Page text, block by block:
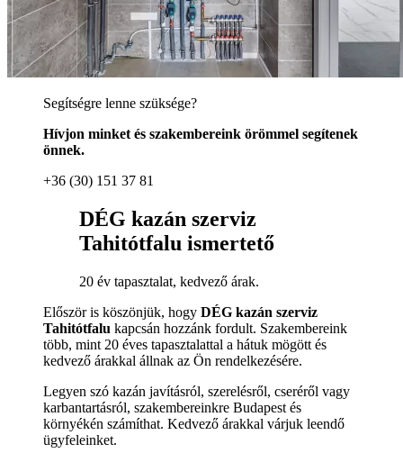
Segítségre lenne szüksége?
Hívjon minket és szakembereink örömmel segítenek
önnek.
+36 (30) 151 37 81
DÉG kazán szerviz
Tahitótfalu ismertető
20 év tapasztalat, kedvező árak.
Először is köszönjük, hogy DÉG kazán szerviz
Tahitótfalu kapcsán hozzánk fordult. Szakembereink
több, mint 20 éves tapasztalattal a hátuk mögött és
kedvező árakkal állnak az Ön rendelkezésére.
Legyen szó kazán javításról, szerelésről, cseréről vagy
karbantartásról, szakembereinkre Budapest és
környékén számíthat. Kedvező árakkal várjuk leendő
ügyfeleinket.